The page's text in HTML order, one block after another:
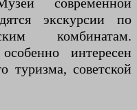
экскурсии по
комбинатам.
интересен
туризма, советской